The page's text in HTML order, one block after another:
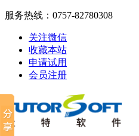
服务热线： 0757-82780308
关注微信
收藏本站
申请试用
会员注册